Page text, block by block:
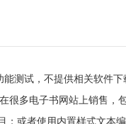
测试，不提供相关软件下
多电子书网站上销售，
或者使用内置样式文本